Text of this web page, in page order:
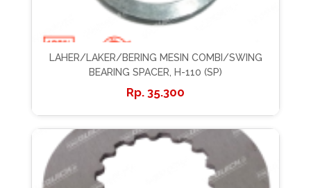
LAHER/LAKER/BERING MESIN COMBI/SWING
BEARING SPACER, H-110 (SP)
35.300